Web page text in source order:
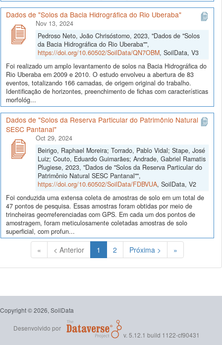
Dados de "Solos da Bacia Hidrográfica do Rio Uberaba"
Nov 13, 2024
Pedroso Neto, João Chrisóstomo, 2023, "Dados de "Solos
da Bacia Hidrográfica do Rio Uberaba"",
https://doi.org/10.60502/SoilData/QN7OBM, SoilData, V3
Foi realizado um amplo levantamento de solos na Bacia Hidrográfica do
Rio Uberaba em 2009 e 2010. O estudo envolveu a abertura de 83
eventos, totalizando 166 camadas, de origem original do trabalho.
Identificação de horizontes, preenchimento de fichas com características
morfológ...
Dados de "Solos da Reserva Particular do Patrimônio Natural
SESC Pantanal"
Oct 29, 2024
Beirigo, Raphael Moreira; Torrado, Pablo Vidal; Stape, José
Luiz; Couto, Eduardo Guimarães; Andrade, Gabriel Ramatis
Plugiese, 2023, "Dados de "Solos da Reserva Particular do
Patrimônio Natural SESC Pantanal"",
https://doi.org/10.60502/SoilData/FDBVUA, SoilData, V2
Foi conduzida uma extensa coleta de amostras de solo em um total de
47 pontos de pesquisa. Essas amostras foram obtidas por meio de
trincheiras georreferenciadas com GPS. Em cada um dos pontos de
amostragem, foram meticulosamente coletadas amostras de solo
superficial, com profun...
« < Anterior 1 (Atual)
2 Próxima > »
Copyright © 2026, SoilData
Desenvolvido por
v. 5.12.1 build 1122-cf90431